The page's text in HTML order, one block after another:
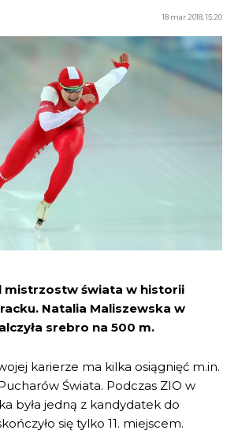
18 mar 2018, 15:20
mistrzostw świata w historii
Natalia Maliszewska w
srebro na 500 m.
karierze ma kilka osiągnięć m.in.
Świata. Podczas ZIO w
była jedną z kandydatek do
się tylko 11. miejscem.